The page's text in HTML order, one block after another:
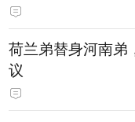
荷兰弟替身河南弟
议